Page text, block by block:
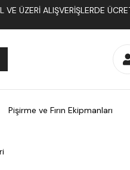
ÜZERI ALIŞVERIŞLERDE
Pişirme ve Fırın Ekipmanları